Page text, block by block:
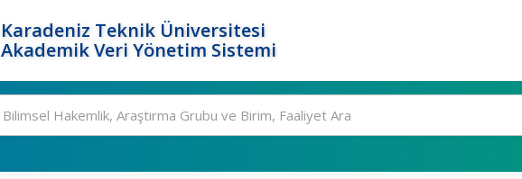
Karadeniz Teknik Üniversitesi
Akademik Veri Yönetim Sistemi